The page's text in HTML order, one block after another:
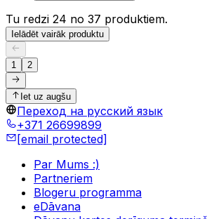
Tu redzi 24 no 37 produktiem.
Ielādēt vairāk produktu
1 2
Iet uz augšu
Переход на русский язык
+371 26699899
[email protected]
Par Mums :)
Partneriem
Blogeru programma
eDāvana